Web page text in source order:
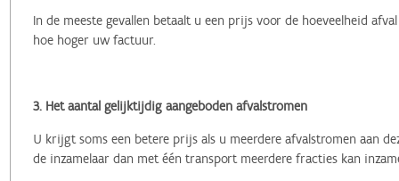
In de meeste gevallen betaalt u een prijs voor de hoeveelheid
hoe hoger uw factuur.
3. Het aantal gelijktijdig aangeboden afvalstromen
U krijgt soms een betere prijs als u meerdere afvalstromen aan
de inzamelaar dan met één transport meerdere fracties kan